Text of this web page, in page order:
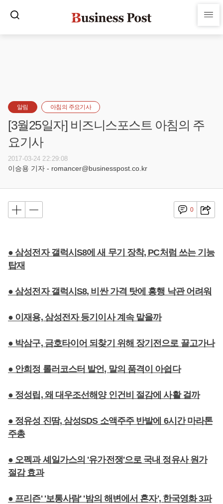
알림 아침의 주요기사
[3월25일자] 비즈니스포스트 아침의 주
요기사
2017-03-24 22:29:08
이승용 기자 - romancer@businesspost.co.kr
0
● 삼성전자 갤럭시S8에 새 무기 장착, PC처럼 쓰는 기능
탑재
● 삼성전자 갤럭시S8, 비싼 가격 탓에 흥행 낙관 어려워
● 이재용, 삼성전자 등기이사 계속 맡을까
● 박삼구, 금호타이어 되찾기 위해 장기전으로 끌고가나
● 안희정 롤러코스터 발언, 말의 품격이 아쉽다
● 정성립, 왜 대우조선해양 인건비 절감에 사활 걸까
● 정유성 진땀, 삼성SDS 소액주주 반발에 6시간 마라톤
주총
● 오펙과 셰일가스의 '유가전쟁'으로 국내 정유사 원가
절감 효과
● 프리즌' '보통사람' '밤의 해변에서 혼자', 한국영화 3파